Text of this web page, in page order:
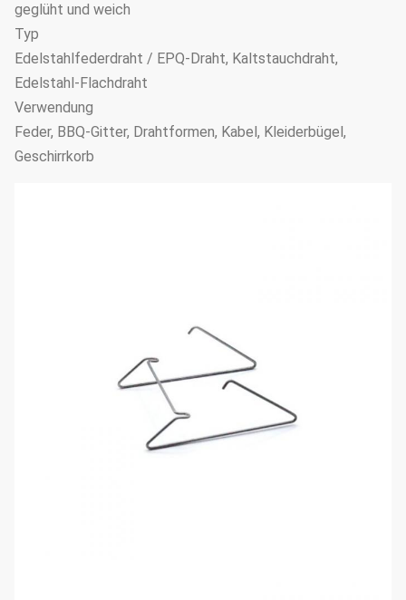
geglüht und weich
Typ
Edelstahlfederdraht / EPQ-Draht, Kaltstauchdraht,
Edelstahl-Flachdraht
Verwendung
Feder, BBQ-Gitter, Drahtformen, Kabel, Kleiderbügel,
Geschirrkorb